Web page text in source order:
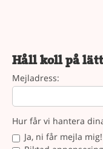
Håll koll på
Mejladress:
Hur får vi hantera
Ja, ni får mejla mig!